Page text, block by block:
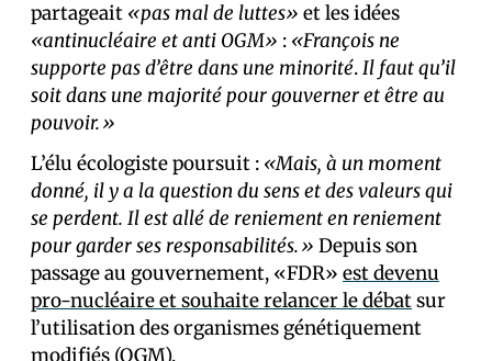
partageait «pas mal de luttes» et les idées
«antinucléaire et anti OGM» : «François ne
supporte pas d’être dans une minorité.Il faut qu’il
soit dans une majorité pour gouverner et être au
pouvoir.»
L’élu écologiste poursuit : «Mais, à un moment
donné, il y a la question du sens et des valeurs qui
se perdent. Il est allé de reniement en reniement
pour garder ses responsabilités.» Depuis son
passage au gouvernement, «FDR» est devenu
pro-nucléaire et souhaite relancer le débatsur
l’utilisation des organismes génétiquement
modifiés (OGM).